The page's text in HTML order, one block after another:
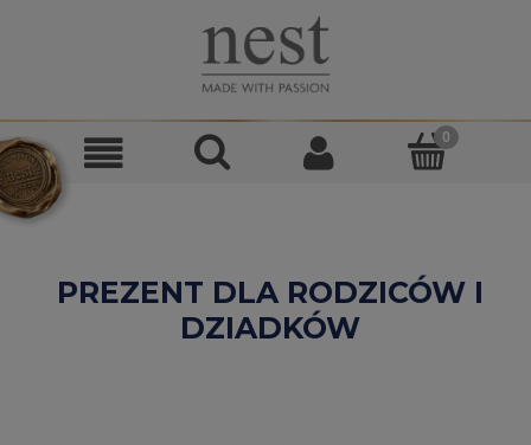
PREZENT DLA RODZICÓW I
DZIADKÓW